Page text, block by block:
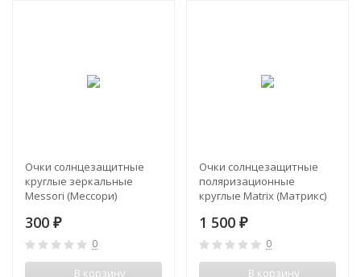
Очки солнцезащитные
круглые зеркальные
Messori (Мессори)
300 ₽
0
В корзину
Очки солнцезащитные
поляризационные
круглые Matrix (Матрикс)
1 500 ₽
0
В корзину